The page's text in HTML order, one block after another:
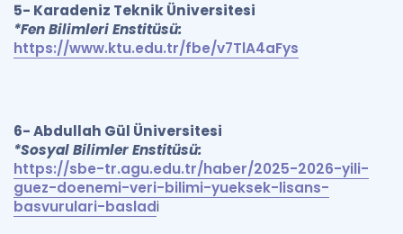
5- Karadeniz Teknik Üniversitesi
*Fen Bilimleri Enstitüsü:
https://www.ktu.edu.tr/fbe/v7TlA4aFys
6- Abdullah Gül Üniversitesi
*Sosyal Bilimler Enstitüsü:
https://sbe-tr.agu.edu.tr/haber/2025-2026-yili-
guez-doenemi-veri-bilimi-yueksek-lisans-
basvurulari-basladi